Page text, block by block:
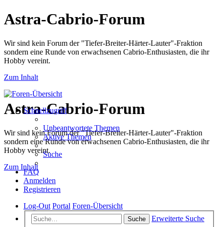
Astra-Cabrio-Forum
Wir sind kein Forum der "Tiefer-Breiter-Härter-Lauter"-Fraktion
sondern eine Runde von erwachsenen Cabrio-Enthusiasten, die ihr
Hobby vereint.
Zum Inhalt
Astra-Cabrio-Forum
Wir sind kein Forum der "Tiefer-Breiter-Härter-Lauter"-Fraktion
sondern eine Runde von erwachsenen Cabrio-Enthusiasten, die ihr
Hobby vereint.
Zum Inhalt
Schnellzugriff
Unbeantwortete Themen
Aktive Themen
Suche
FAQ
Anmelden
Registrieren
Log-Out Portal Foren-Übersicht
Suche
Erweiterte Suche